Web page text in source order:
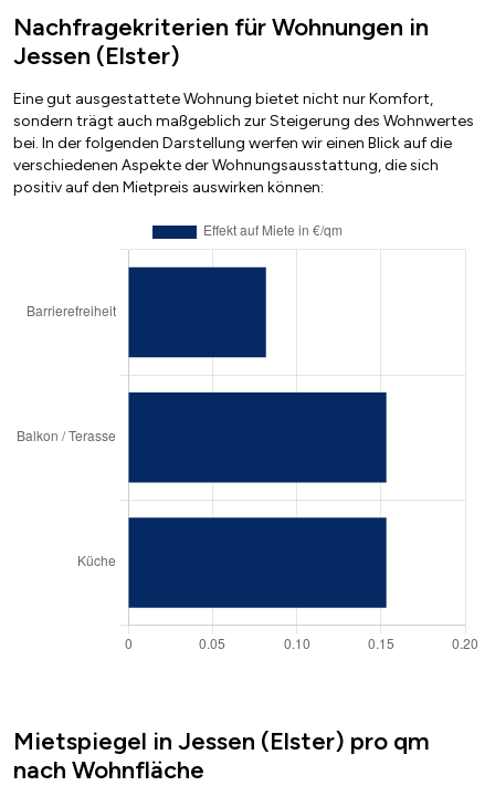
Nachfragekriterien für Wohnungen in
Jessen (Elster)
Eine gut ausgestattete Wohnung bietet nicht nur Komfort,
sondern trägt auch maßgeblich zur Steigerung des Wohnwertes
bei. In der folgenden Darstellung werfen wir einen Blick auf die
verschiedenen Aspekte der Wohnungsausstattung, die sich
positiv auf den Mietpreis auswirken können:
Mietspiegel in Jessen (Elster) pro qm
nach Wohnfläche